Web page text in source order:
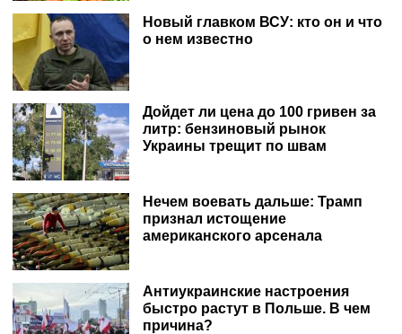
Новый главком ВСУ: кто он и что
о нем известно
Дойдет ли цена до 100 гривен за
литр: бензиновый рынок
Украины трещит по швам
Нечем воевать дальше: Трамп
признал истощение
американского арсенала
Антиукраинские настроения
быстро растут в Польше. В чем
причина?